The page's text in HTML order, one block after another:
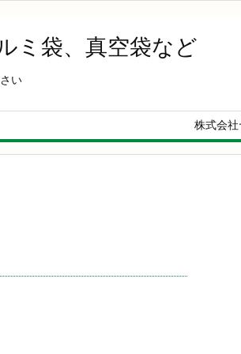
ミ袋、真空袋など
い
株式会